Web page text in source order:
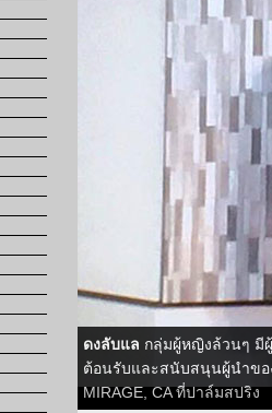
ดงลับแล กลุ่มผู้หญิงล้วนๆ มี
ต้อนรับและสนับสนุนผู้นำขอ
MIRAGE, CA ที่ปาล์มสปริง